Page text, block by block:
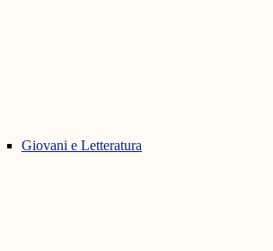
Giovani e Letteratura